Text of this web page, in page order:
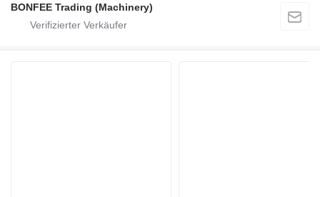
BONFEE Trading (Machinery)